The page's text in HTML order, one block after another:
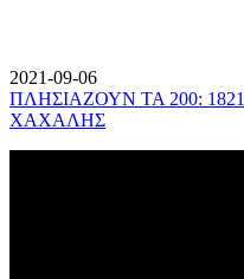
2021-09-06
ΠΛΗΣΙΑΖΟΥΝ ΤΑ 200:
ΧΑΧΑΛΗΣ